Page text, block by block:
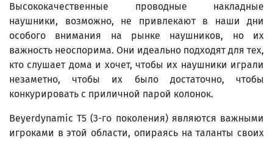
Высококачественные проводные накладные
наушники, возможно, не привлекают в наши дни
особого внимания на рынке наушников, но их
важность неоспорима. Они идеально подходят для тех,
кто слушает дома и хочет, чтобы их наушники играли
незаметно, чтобы их было достаточно, чтобы
конкурировать с приличной парой колонок.
Beyerdynamic T5 (3-го поколения) являются важными
игроками в этой области, опираясь на таланты своих